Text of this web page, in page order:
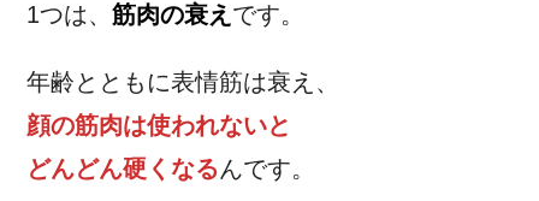
1つは、筋肉の衰え です。
年齢とともに表情筋は衰え、
顔の筋肉は使われないと
どんどん硬くなるんです。